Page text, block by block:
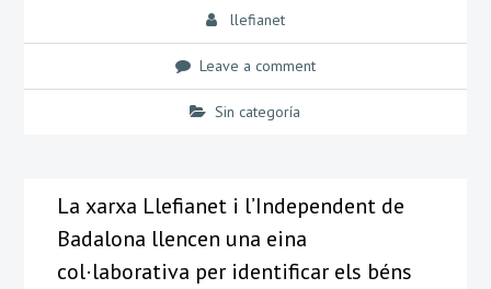
llefianet
Leave a comment
Sin categoría
La xarxa Llefianet i l’Independent de
Badalona llencen una eina
col·laborativa per identificar els béns